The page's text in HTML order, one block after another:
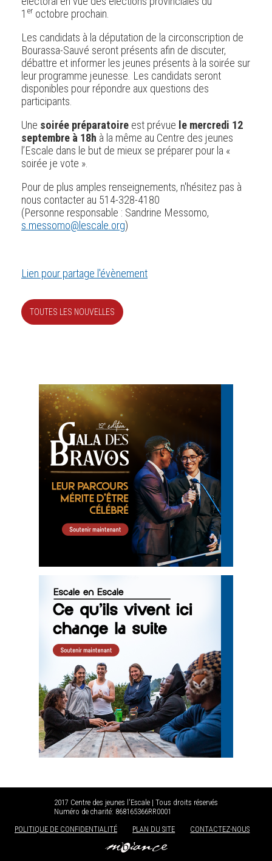
1 er octobre prochain.
Les candidats à la députation de la circonscription de
Bourassa-Sauvé seront présents afin de discuter,
débattre et informer les jeunes présents à la soirée sur
leur programme jeunesse. Les candidats seront
disponibles pour répondre aux questions des
participants.
Une soirée préparatoire est prévue le mercredi 12
septembre à 18h à la même au Centre des jeunes
l’Escale dans le but de mieux se préparer pour la «
soirée je vote ».
Pour de plus amples renseignements, n'hésitez pas à
nous contacter au 514-328-4180
(Personne responsable : Sandrine Messomo,
s.messomo@lescale.org)
Lien pour partage l'évènement
TOUTES LES NOUVELLES
2017 Centre des jeunes l'Escale | Tous droits réservés
Numéro de charité: 868165366RR0001
POLITIQUE DE CONFIDENTIALITÉ
PLAN DU SITE CONTACTEZ-NOUS